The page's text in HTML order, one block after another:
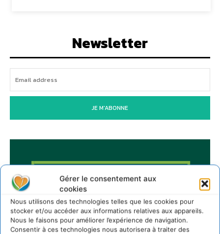
Gérer le consentement aux
cookies
Nous utilisons des technologies telles que les cookies pour
stocker et/ou accéder aux informations relatives aux appareils.
Nous le faisons pour améliorer l’expérience de navigation.
Consentir à ces technologies nous autorisera à traiter des
Newsletter
JE M'ABONNE